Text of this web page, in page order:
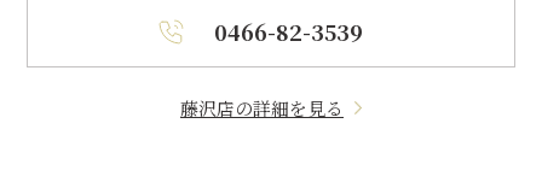
0466-82-3539
藤沢店の詳細を見る